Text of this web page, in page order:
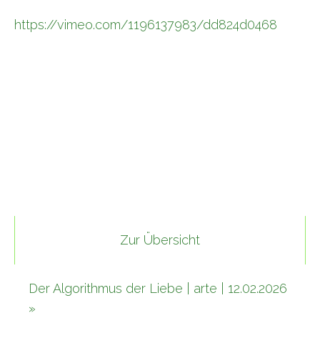
https://vimeo.com/1196137983/dd824d0468
Zur Übersicht
Der Algorithmus der Liebe | arte | 12.02.2026
»